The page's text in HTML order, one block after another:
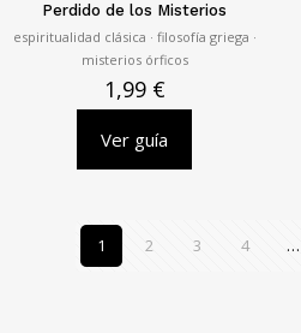
Perdido de los Misterios
espiritualidad clásica · filosofía griega ·
misterios órficos
1,99 €
Ver guía
1 2 3 4 …